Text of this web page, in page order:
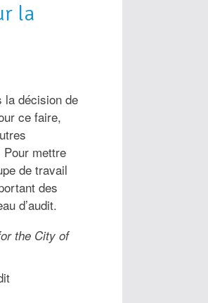
la
la décision de
ce faire,
mettre
de travail
des
d’audit.
the City of